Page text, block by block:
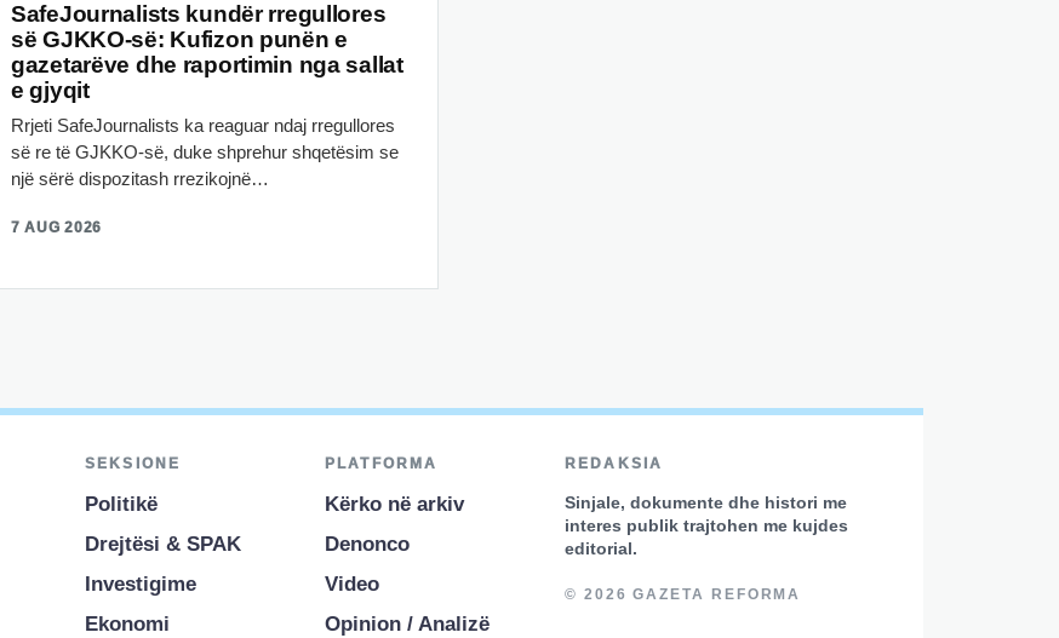
SafeJournalists kundër rregullores
së GJKKO-së: Kufizon punën e
gazetarëve dhe raportimin nga sallat
e gjyqit
Rrjeti SafeJournalists ka reaguar ndaj rregullores
së re të GJKKO-së, duke shprehur shqetësim se
një sërë dispozitash rrezikojnë…
7 AUG 2026
SEKSIONE
Politikë
Drejtësi & SPAK
Investigime
Ekonomi
PLATFORMA
Kërko në arkiv
Denonco
Video
Opinion / Analizë
REDAKSIA
Sinjale, dokumente dhe histori me
interes publik trajtohen me kujdes
editorial.
© 2026 GAZETA REFORMA